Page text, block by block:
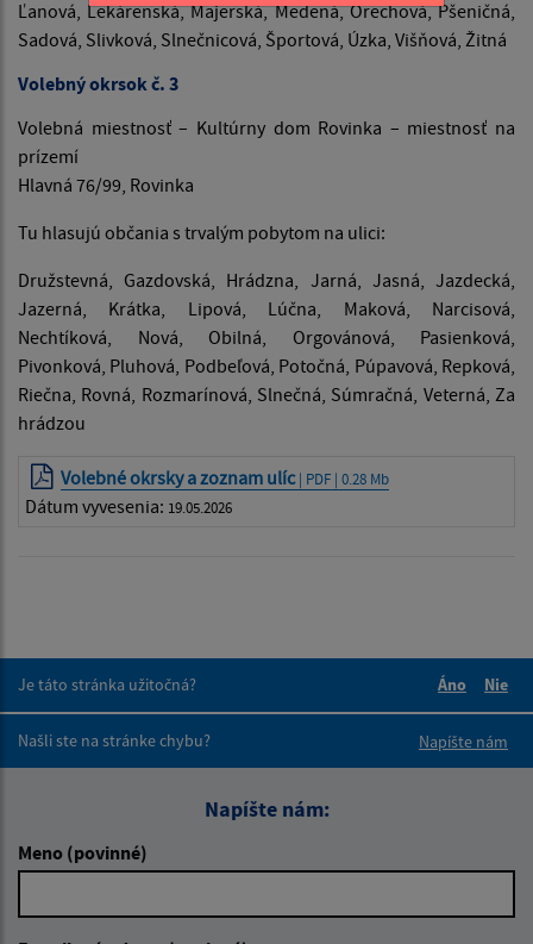
Ľanová, Lekárenská, Majerská, Medená, Orechová, Pšeničná,
Sadová, Slivková, Slnečnicová, Športová, Úzka, Višňová, Žitná
Volebný okrsok č. 3
Volebná miestnosť – Kultúrny dom Rovinka – miestnosť na
prízemí
Hlavná 76/99, Rovinka
Tu hlasujú občania s trvalým pobytom na ulici:
Družstevná, Gazdovská, Hrádzna, Jarná, Jasná, Jazdecká,
Jazerná, Krátka, Lipová, Lúčna, Maková, Narcisová,
Nechtíková, Nová, Obilná, Orgovánová, Pasienková,
Pivonková, Pluhová, Podbeľová, Potočná, Púpavová, Repková,
Riečna, Rovná, Rozmarínová, Slnečná, Súmračná, Veterná, Za
hrádzou
Volebné okrsky a zoznam ulíc| PDF | 0.28 Mb
Dátum vyvesenia: 19.05.2026
Je táto stránka užitočná?
Áno
Nie
Našli ste na stránke chybu?
Napíšte nám
Napíšte nám:
Meno (povinné)